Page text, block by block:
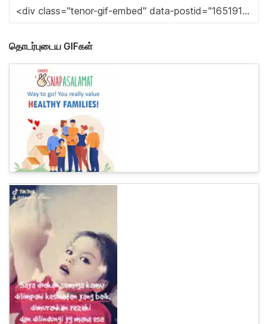
தொடர்புடைய GIFகள்